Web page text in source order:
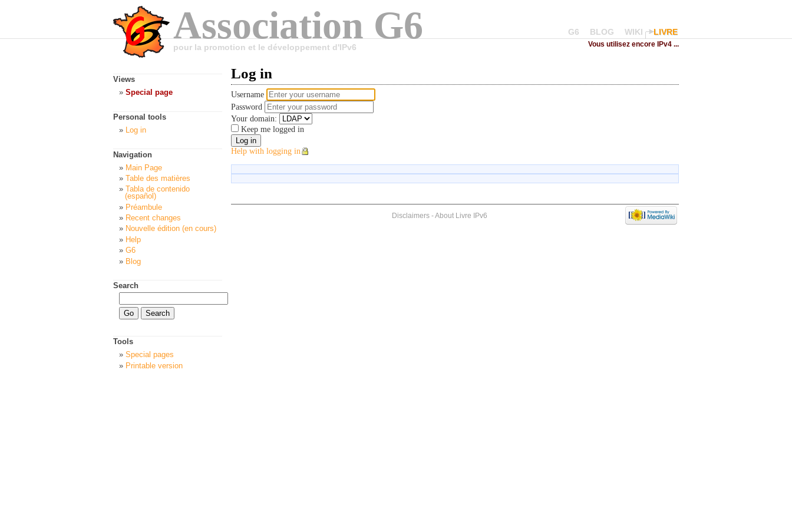
Association G6
pour la promotion et le développement d'IPv6
G6 BLOG WIKI LIVRE
Vous utilisez encore IPv4 ...
Log in
Username
Password
Your domain:
Keep me logged in
Help with logging in
Views
Special page
Personal tools
Log in
Navigation
Main Page
Table des matières
Tabla de contenido
(español)
Préambule
Recent changes
Nouvelle édition (en cours)
Help
G6
Blog
Search
Tools
Special pages
Printable version
Disclaimers-About Livre IPv6